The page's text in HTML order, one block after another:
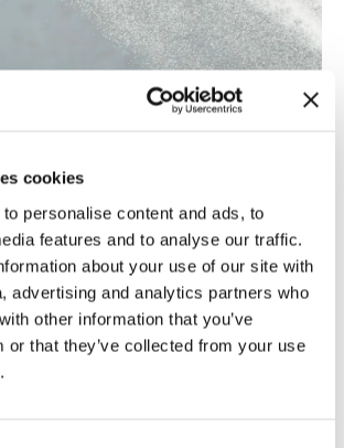
cookies
personalise content and ads, to
features and to analyse our traffic.
about your use of our site with
advertising and analytics partners who
other information that you’ve
or that they’ve collected from your use
base dedicata a tutti i nuovi impianti